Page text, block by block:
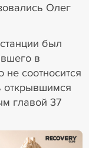
Олег
был
в
не соотносится
открывшимся
главой 37